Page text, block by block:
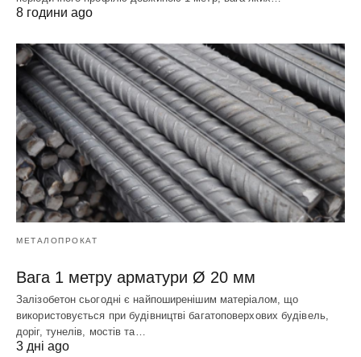
8 години ago
МЕТАЛОПРОКАТ
Вага 1 метру арматури Ø 20 мм
Залізобетон сьогодні є найпоширенішим матеріалом, що
використовується при будівництві багатоповерхових будівель,
доріг, тунелів, мостів та…
3 дні ago